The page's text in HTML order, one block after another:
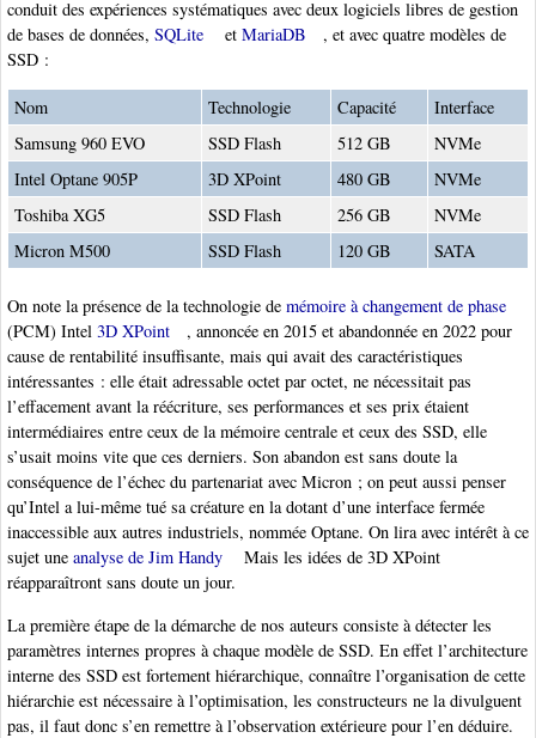
conduit des expériences systématiques avec deux logiciels libres de gestion
de bases de données, SQLite et MariaDB
, et avec quatre modèles de
SSD :
Nom Technologie Capacité
Interface
Samsung 960 EVO
SSD Flash 512 GB
NVMe
Intel Optane 905P
3D XPoint 480 GB
NVMe
Toshiba XG5
SSD Flash 256 GB
NVMe
Micron M500
SSD Flash 120 GB SATA
On note la présence de la technologie de mémoire à changement de phase
(PCM) Intel 3D XPoint
, annoncée en 2015 et abandonnée en 2022 pour
cause de rentabilité insuffisante, mais qui avait des caractéristiques
intéressantes : elle était adressable octet par octet, ne nécessitait pas
l’effacement avant la réécriture, ses performances et ses prix étaient
intermédiaires entre ceux de la mémoire centrale et ceux des SSD, elle
s’usait moins vite que ces derniers. Son abandon est sans doute la
conséquence de l’échec du partenariat avec Micron ; on peut aussi penser
qu’Intel a lui-même tué sa créature en la dotant d’une interface fermée
inaccessible aux autres industriels, nommée Optane. On lira avec intérêt à ce
sujet une analyse de Jim Handy
Mais les idées de 3D XPoint
réapparaîtront sans doute un jour.
La première étape de la démarche de nos auteurs consiste à détecter les
paramètres internes propres à chaque modèle de SSD. En effet l’architecture
interne des SSD est fortement hiérarchique, connaître l’organisation de cette
hiérarchie est nécessaire à l’optimisation, les constructeurs ne la divulguent
pas, il faut donc s’en remettre à l’observation extérieure pour l’en déduire.